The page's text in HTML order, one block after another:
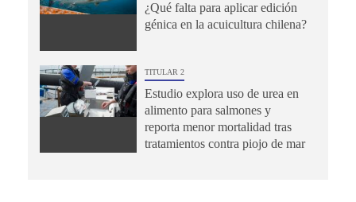
¿Qué falta para aplicar edición
génica en la acuicultura chilena?
TITULAR 2
Estudio explora uso de urea en
alimento para salmones y
reporta menor mortalidad tras
tratamientos contra piojo de mar